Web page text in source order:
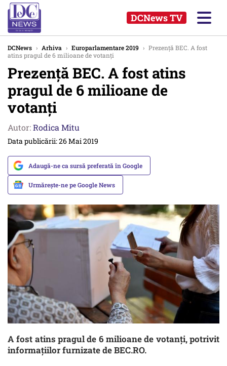
DCNews TV
DCNews › Arhiva › Europarlamentare 2019 › Prezență BEC. A fost
atins pragul de 6 milioane de votanți
Prezență BEC. A fost atins
pragul de 6 milioane de
votanți
Autor:Rodica Mitu
Data publicării: 26 Mai 2019
Adaugă-ne ca sursă preferată în Google
Urmărește-ne pe Google News
A fost atins pragul de 6 milioane de votanți, potrivit
informațiilor furnizate de BEC.RO.